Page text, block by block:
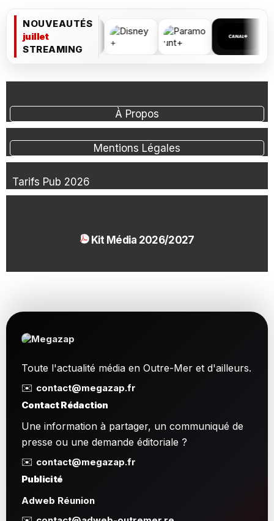
NOUVEAUTÉS
juillet
STREAMING
À Propos
Mentions Légales
Tarifs Pub 2026
Kit Média 2026/2027
Toute l'actualité média en Outre-Mer et d'ailleurs.
✉️ contact@megazap.fr
Contact Rédaction
Une information à partager, un communiqué de
presse ou une demande éditoriale ?
✉️ contact@megazap.fr
Publicité
Adweb Réunion